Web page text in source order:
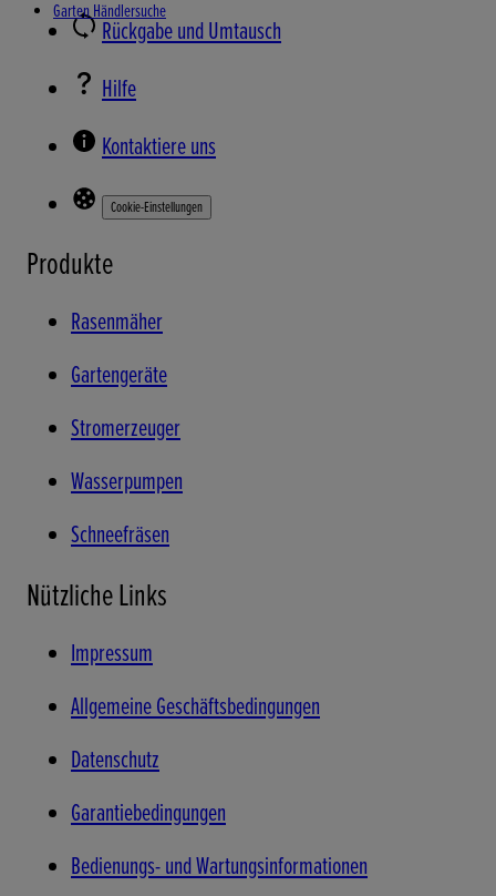
Garten Händlersuche
Rückgabe und Umtausch
Hilfe
Kontaktiere uns
Cookie-Einstellungen
Produkte
Rasenmäher
Gartengeräte
Stromerzeuger
Wasserpumpen
Schneefräsen
Nützliche Links
Impressum
Allgemeine Geschäftsbedingungen
Datenschutz
Garantiebedingungen
Bedienungs- und Wartungsinformationen